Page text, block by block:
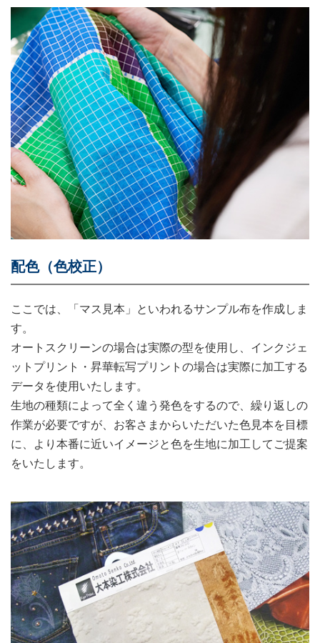
配色（色校正）
ここでは、「マス見本」といわれるサンプル布を作成しま
す。
オートスクリーンの場合は実際の型を使用し、インクジェ
ットプリント・昇華転写プリントの場合は実際に加工する
データを使用いたします。
生地の種類によって全く違う発色をするので、繰り返しの
作業が必要ですが、お客さまからいただいた色見本を目標
に、より本番に近いイメージと色を生地に加工してご提案
をいたします。